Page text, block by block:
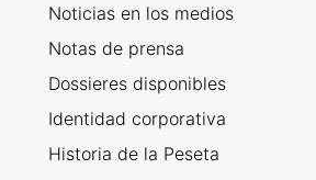
Noticias en los medios
Notas de prensa
Dossieres disponibles
Identidad corporativa
Historia de la Peseta